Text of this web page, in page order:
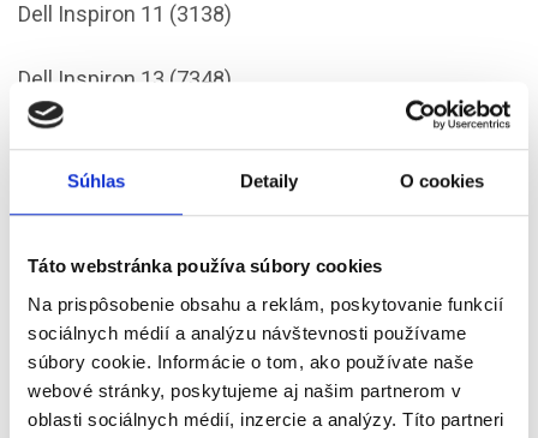
Súhlas Detaily O cookies
Táto webstránka používa súbory cookies
Na prispôsobenie obsahu a reklám, poskytovanie funkcií
sociálnych médií a analýzu návštevnosti používame
súbory cookie. Informácie o tom, ako používate naše
webové stránky, poskytujeme aj našim partnerom v
oblasti sociálnych médií, inzercie a analýzy. Títo partneri
Dell Inspiron 11 (3138)
Dell Inspiron 13 (7348)
Dell Inspiron 14 (5458)
Dell Inspiron 15 (5548)
Dell Inspiron 15 (7537)
Dell Inspiron 15R (5547)
Dell Inspiron 17 (3737)